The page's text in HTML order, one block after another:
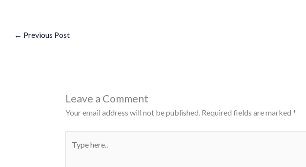
← Previous Post
Leave a Comment
Your email address will not be published. Required fields are marked *
here..